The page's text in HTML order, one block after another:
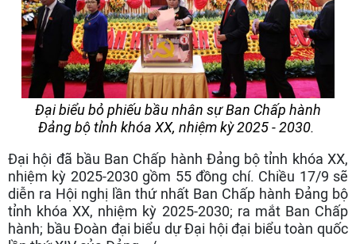
Đại biểu bỏ phiếu bầu nhân sự Ban Chấp hành
Đảng bộ tỉnh khóa XX, nhiệm kỳ 2025 - 2030.
Đại hội đã bầu Ban Chấp hành Đảng bộ tỉnh khóa XX,
nhiệm kỳ 2025-2030 gồm 55 đồng chí. Chiều 17/9 sẽ
diễn ra Hội nghị lần thứ nhất Ban Chấp hành Đảng bộ
tỉnh khóa XX, nhiệm kỳ 2025-2030; ra mắt Ban Chấp
hành; bầu Đoàn đại biểu dự Đại hội đại biểu toàn quốc